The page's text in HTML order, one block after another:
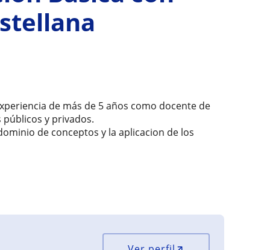
de más de 5 años como docente de
públicos y privados.
de conceptos y la aplicacion de los